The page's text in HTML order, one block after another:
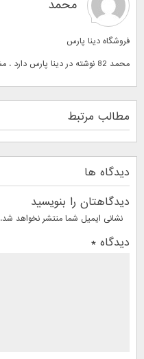
محمد
فروشگاه دینا پارس
محمد 82 نوشته در دینا پارس دارد . مشاهده تمام نوشته های
مطالب مرتبط
دیدگاه ها
دیدگاهتان را بنویسید
نشانی ایمیل شما منتشر نخواهد شد.
دیدگاه *